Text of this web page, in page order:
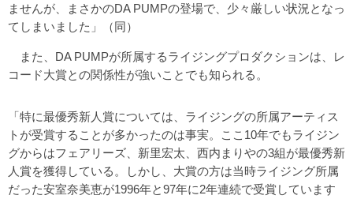
ませんが、まさかのDA PUMPの登場で、少々厳しい状況となっ
てしまいました」（同）
また、DA PUMPが所属するライジングプロダクションは、レ
コード大賞との関係性が強いことでも知られる。
「特に最優秀新人賞については、ライジングの所属アーティス
トが受賞することが多かったのは事実。ここ10年でもライジン
グからはフェアリーズ、新里宏太、西内まりやの3組が最優秀新
人賞を獲得している。しかし、大賞の方は当時ライジング所属
だった安室奈美恵が1996年と97年に2年連続で受賞しています